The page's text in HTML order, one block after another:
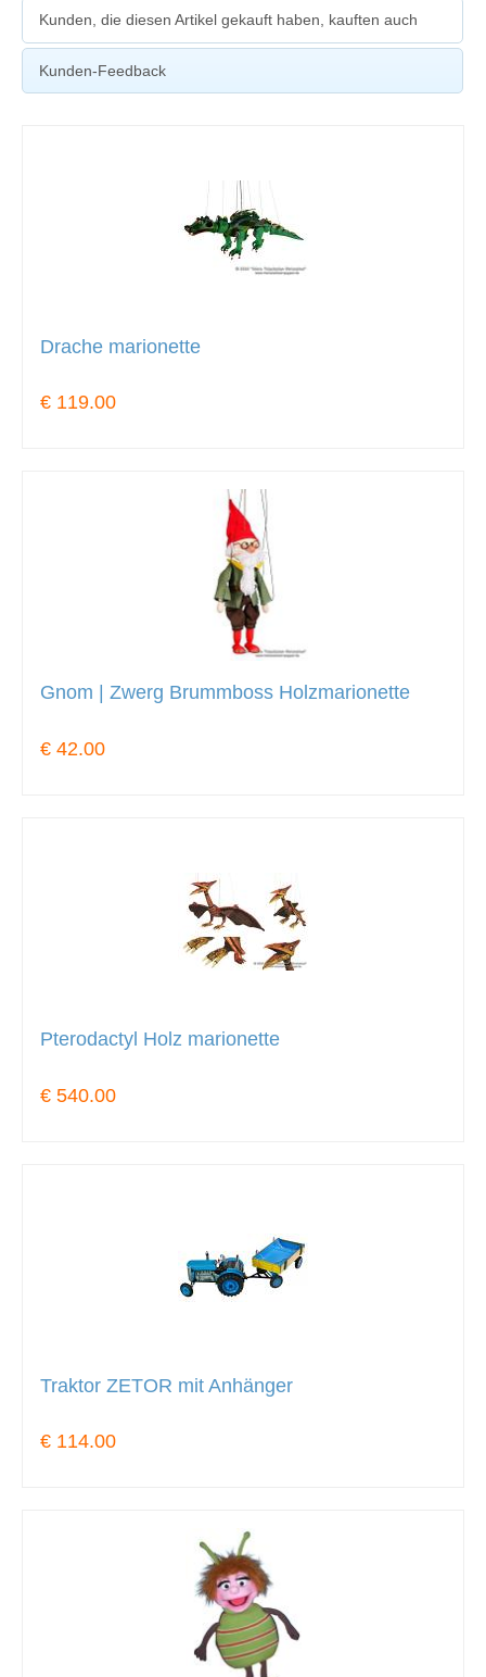
Kunden, die diesen Artikel gekauft haben, kauften auch
Kunden-Feedback
Drache marionette
€ 119.00
Gnom | Zwerg Brummboss Holzmarionette
€ 42.00
Pterodactyl Holz marionette
€ 540.00
Traktor ZETOR mit Anhänger
€ 114.00